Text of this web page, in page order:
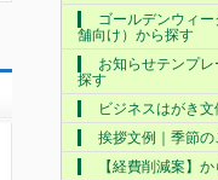
ゴールデンウィ
舗向け）から探す
お知らせテンプ
探す
ビジネスはがき
挨拶文例｜季節
【経費削減案】